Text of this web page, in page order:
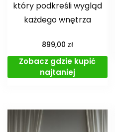
który podkreśli wygląd
każdego wnętrza
899,00 zł
Zobacz gdzie kupić
najtaniej